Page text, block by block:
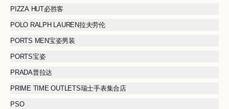
PIZZA HUT必胜客
POLO RALPH LAUREN拉夫劳伦
PORTS MEN宝姿男装
PORTS宝姿
PRADA普拉达
PRIME TIME OUTLETS瑞士手表集合店
PSO